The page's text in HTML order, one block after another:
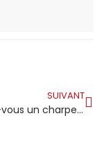
SUIVANT
Cherchez-vous un charpentier couvreur compétent à Montpellier ?